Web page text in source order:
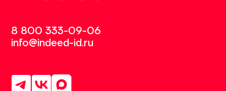
8 800 333-09-06
info@indeed-id.ru